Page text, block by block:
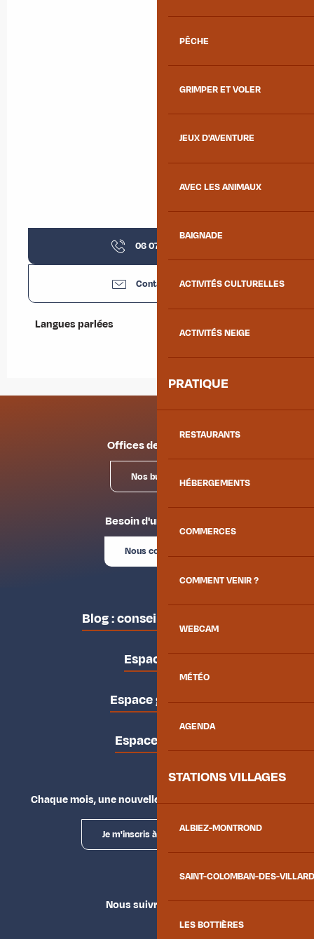
PÊCHE
GRIMPER ET VOLER
JEUX D'AVENTURE
AVEC LES ANIMAUX
BAIGNADE
ACTIVITÉS CULTURELLES
ACTIVITÉS NEIGE
PRATIQUE
RESTAURANTS
HÉBERGEMENTS
COMMERCES
COMMENT VENIR ?
WEBCAM
MÉTÉO
AGENDA
STATIONS VILLAGES
ALBIEZ-MONTROND
SAINT-COLOMBAN-DES-
LES BOTTIÈRES
06 07 26 52
Contactez-nous
Langues parlées
Langues parlées
Offices de tourisme
Nos bureaux
Besoin d'un conseil ?
Nous contacter
Blog : conseils des locaux
Espace pro
Espace groupes
Espace presse
Chaque mois, une nouvelle façon d'explorer la vallée.
Je m'inscris à la newsletter
Nous suivre